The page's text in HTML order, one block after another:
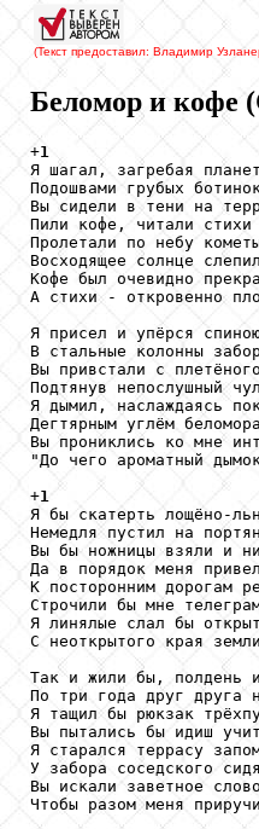
(Текст предоставил: Владимир
Беломор и кофе
+1
Я шагал,
Подошвами
Вы сидели в
Пили кофе,
Пролетали по
Восходящее
Кофе был
А стихи - откровенно
Я присел и
В стальные
Вы привстали с
Подтянув
Я дымил,
Дегтярным
Вы прониклись ко
"До чего
+1
Я бы скатерть
Немедля пустил
Вы бы ножницы
Да в порядок
К посторонним
Строчили бы мне
Я линялые слал
С неоткрытого
Так и жили бы,
По три года друг
Я тащил бы рюкзак
Вы пытались бы
Я старался
У забора
Вы искали
Чтобы разом